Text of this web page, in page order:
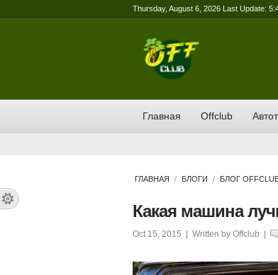
Thursday, August 6, 2026 Last Update:
Главная Offclub
ГЛАВНАЯ / БЛОГИ / БЛОГ
Какая машина
Oct 15, 2015 | Written by Offclub